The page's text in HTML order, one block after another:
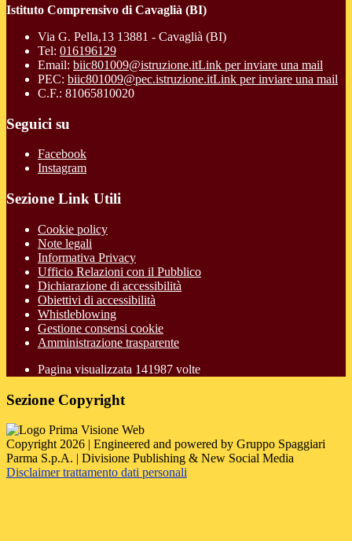
Istituto Comprensivo di Cavaglià (BI)
Via G. Pella,13 13881 - Cavaglià (BI)
Tel: 016196129
Email: biic801009@istruzione.itLink per inviare una mail
PEC: biic801009@pec.istruzione.itLink per inviare una mail
C.F.: 81065810020
Seguici su
Facebook
Instagram
Sezione Link Utili
Cookie policy
Note legali
Informativa Privacy
Ufficio Relazioni con il Pubblico
Dichiarazione di accessibilità
Obiettivi di accessibilità
Whistleblowing
Gestione consensi cookie
Amministrazione trasparente
Pagina visualizzata 141987 volte
Sezione Copyright
Copyright 2026 | Engineered and powered by Gruppo Spaggiari
Parma S.p.A. | Divisione Publishing & New Social Media
Disclaimer trattamento dati personali